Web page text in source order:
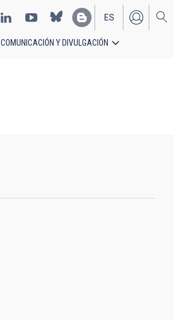
EN
ES
COMUNICACIÓN Y DIVULGACIÓN